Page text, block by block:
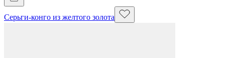
Серьги-конго из желтого золота